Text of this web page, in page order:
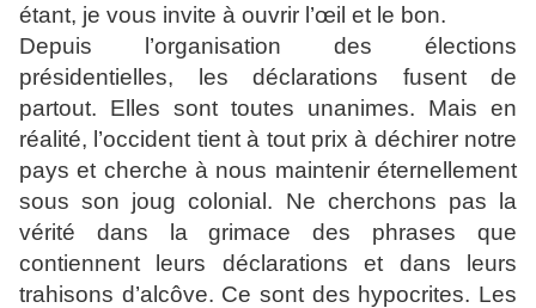
étant, je vous invite à ouvrir l’œil et le bon.
Depuis l’organisation des élections
présidentielles, les déclarations fusent de
partout. Elles sont toutes unanimes. Mais en
réalité, l’occident tient à tout prix à déchirer notre
pays et cherche à nous maintenir éternellement
sous son joug colonial. Ne cherchons pas la
vérité dans la grimace des phrases que
contiennent leurs déclarations et dans leurs
trahisons d’alcôve. Ce sont des hypocrites. Les